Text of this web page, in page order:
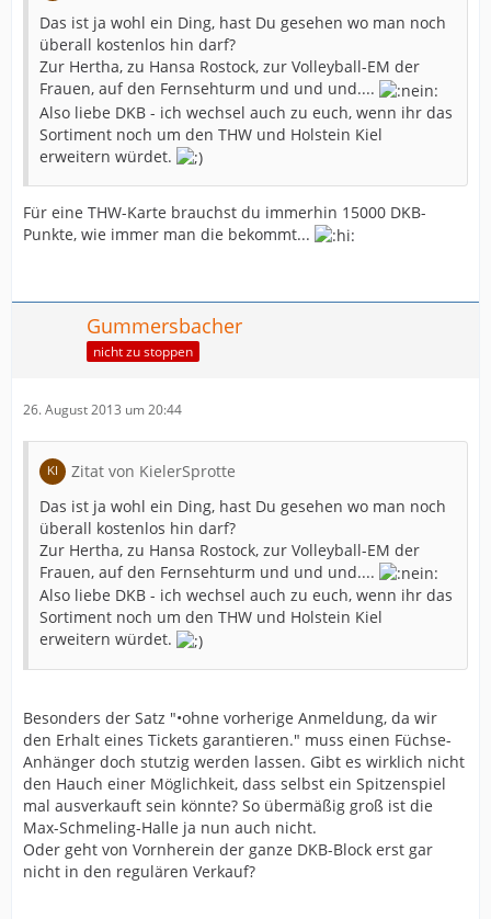
Das ist ja wohl ein Ding, hast Du gesehen wo man noch
überall kostenlos hin darf?
Zur Hertha, zu Hansa Rostock, zur Volleyball-EM der
Frauen, auf den Fernsehturm und und und....
Also liebe DKB - ich wechsel auch zu euch, wenn ihr das
Sortiment noch um den THW und Holstein Kiel
erweitern würdet.
Für eine THW-Karte brauchst du immerhin 15000 DKB-
Punkte, wie immer man die bekommt...
Gummersbacher
nicht zu stoppen
26. August 2013 um 20:44
Zitat von KielerSprotte
Das ist ja wohl ein Ding, hast Du gesehen wo man noch
überall kostenlos hin darf?
Zur Hertha, zu Hansa Rostock, zur Volleyball-EM der
Frauen, auf den Fernsehturm und und und....
Also liebe DKB - ich wechsel auch zu euch, wenn ihr das
Sortiment noch um den THW und Holstein Kiel
erweitern würdet.
Besonders der Satz "•ohne vorherige Anmeldung, da wir
den Erhalt eines Tickets garantieren." muss einen Füchse-
Anhänger doch stutzig werden lassen. Gibt es wirklich nicht
den Hauch einer Möglichkeit, dass selbst ein Spitzenspiel
mal ausverkauft sein könnte? So übermäßig groß ist die
Max-Schmeling-Halle ja nun auch nicht.
Oder geht von Vornherein der ganze DKB-Block erst gar
nicht in den regulären Verkauf?